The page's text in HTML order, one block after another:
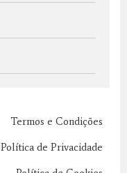
Termos e Condições
Política de Privacidade